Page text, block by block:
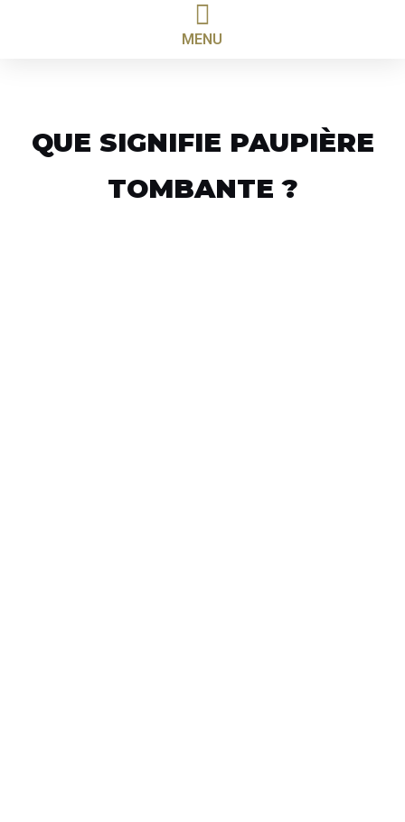
MENU
QUE SIGNIFIE PAUPIÈRE
TOMBANTE ?